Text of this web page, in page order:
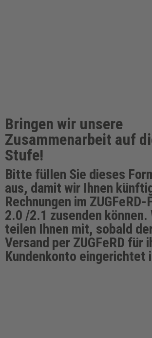
Bringen wir unsere
Zusammenarbeit auf
Stufe!
Bitte füllen Sie dieses
aus, damit wir Ihnen
Rechnungen im
2.0 /2.1 zusenden können.
teilen Ihnen mit, sobald
Versand per ZUGFeRD für
Kundenkonto eingerichtet